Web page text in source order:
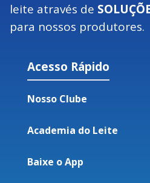
leite através de
para nossos produtores.
Acesso Rápido
Nosso Clube
Academia do Leite
Baixe o App